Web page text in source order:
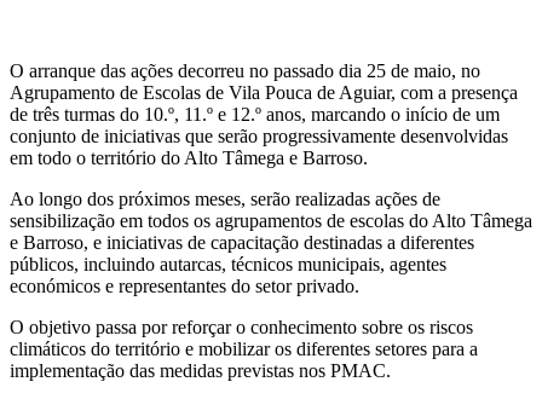
O arranque das ações decorreu no passado dia 25 de maio, no
Agrupamento de Escolas de Vila Pouca de Aguiar, com a presença
de três turmas do 10.º, 11.º e 12.º anos, marcando o início de um
conjunto de iniciativas que serão progressivamente desenvolvidas
em todo o território do Alto Tâmega e Barroso.
Ao longo dos próximos meses, serão realizadas ações de
sensibilização em todos os agrupamentos de escolas do Alto Tâmega
e Barroso, e iniciativas de capacitação destinadas a diferentes
públicos, incluindo autarcas, técnicos municipais, agentes
económicos e representantes do setor privado.
O objetivo passa por reforçar o conhecimento sobre os riscos
climáticos do território e mobilizar os diferentes setores para a
implementação das medidas previstas nos PMAC.